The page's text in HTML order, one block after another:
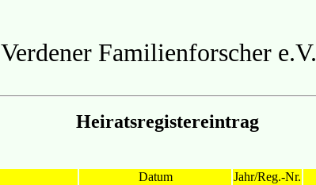
Verdener Familienforscher e.V.
Heiratsregistereintrag
Datum Jahr/Reg.-Nr.